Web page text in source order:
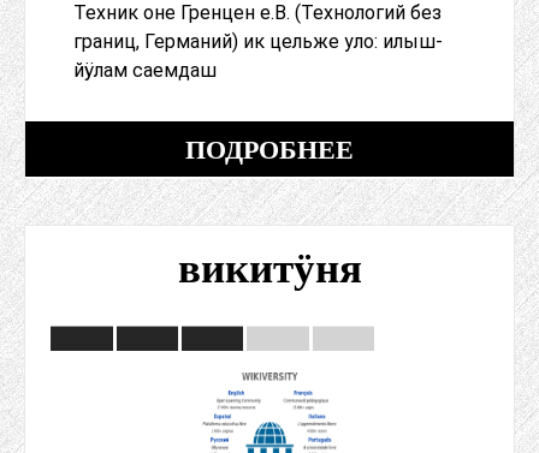
Техник оне Гренцен е.В. (Технологий без
границ, Германий) ик цельже уло: илыш-
йӱлам саемдаш
ПОДРОБНЕЕ
викитӱня